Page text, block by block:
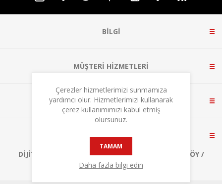
BILGI
MÜŞTERI HIZMETLERI
HESABIM
BIZE ULAŞIN
DIJITALPARK TEKNOKENT, A1 BLOK NO:3 ÇEKMEKÖY /
İSTANBUL
Çerezler hizmetlerimizi sunmamıza
yardımcı olur. Hizmetlerimizi kullanarak
çerez kullanımımızı kabul etmiş
olursunuz.
TAMAM
Daha fazla bilgi edin